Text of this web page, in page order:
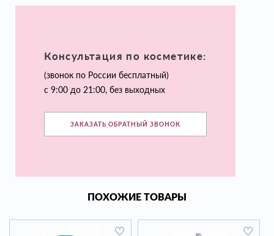
Консультация по косметике:
(звонок по России бесплатный)
с 9:00 до 21:00, без выходных
ЗАКАЗАТЬ ОБРАТНЫЙ ЗВОНОК
ПОХОЖИЕ ТОВАРЫ